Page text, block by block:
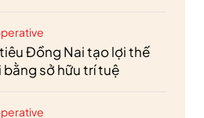
Đồng Nai tạo lợi thế
bằng sở hữu trí tuệ